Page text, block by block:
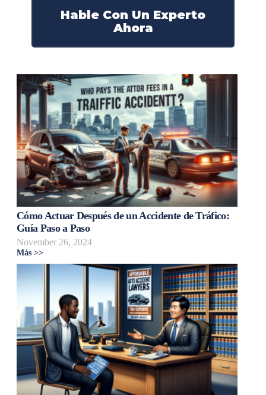
Hable Con Un Experto
Ahora
Cómo Actuar Después de un Accidente de Tráfico:
Guía Paso a Paso
November 26, 2024
Más >>